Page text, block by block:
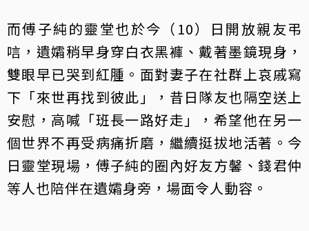
而傅子純的靈堂也於今（10）日開放親友弔
唁，遺孀稍早身穿白衣黑褲、戴著墨鏡現身，
雙眼早已哭到紅腫。面對妻子在社群上哀戚寫
下「來世再找到彼此」，昔日隊友也隔空送上
安慰，高喊「班長一路好走」，希望他在另一
個世界不再受病痛折磨，繼續挺拔地活著。今
日靈堂現場，傅子純的圈內好友方馨、錢君仲
等人也陪伴在遺孀身旁，場面令人動容。